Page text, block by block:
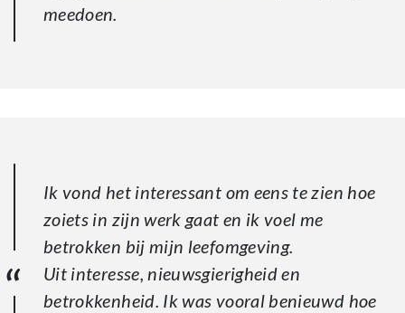
meedoen.
Ik vond het interessant om eens te zien hoe
zoiets in zijn werk gaat en ik voel me
betrokken bij mijn leefomgeving.
Uit interesse, nieuwsgierigheid en
betrokkenheid. Ik was vooral benieuwd hoe